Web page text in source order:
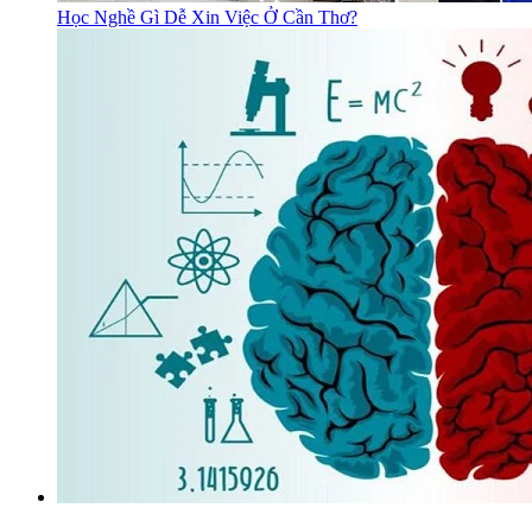
Học Nghề Gì Dễ Xin Việc Ở Cần Thơ?